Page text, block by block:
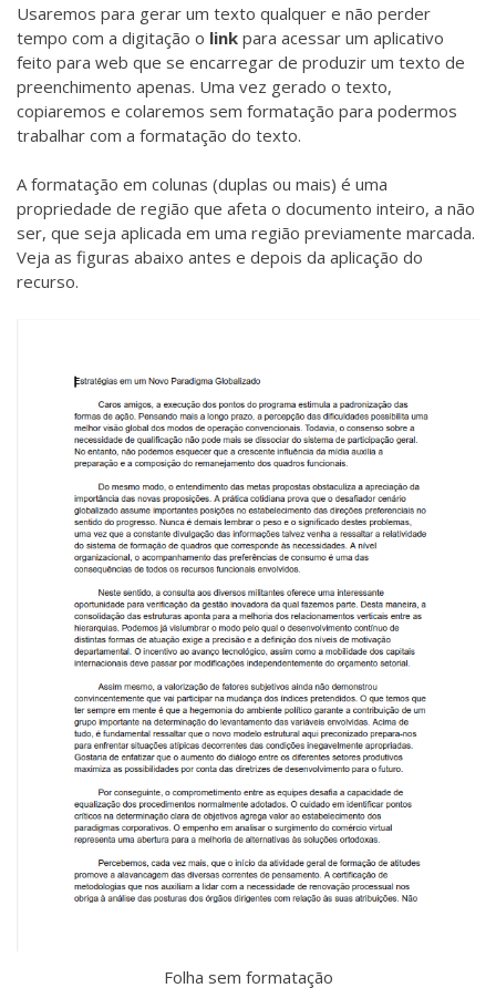
Usaremos para gerar um texto qualquer e não perder
tempo com a digitação o link para acessar um aplicativo
feito para web que se encarregar de produzir um texto de
preenchimento apenas. Uma vez gerado o texto,
copiaremos e colaremos sem formatação para podermos
trabalhar com a formatação do texto.
A formatação em colunas (duplas ou mais) é uma
propriedade de região que afeta o documento inteiro, a não
ser, que seja aplicada em uma região previamente marcada.
Veja as figuras abaixo antes e depois da aplicação do
recurso.
Folha sem formatação